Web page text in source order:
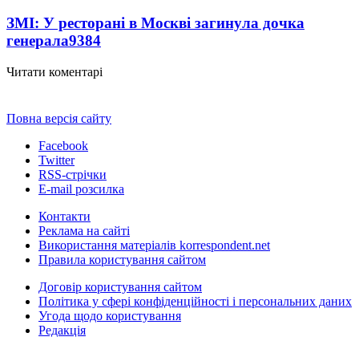
ЗМІ: У ресторані в Москві загинула дочка
генерала9384
Читати коментарі
Повна версія сайту
Facebook
Twitter
RSS-стрічки
E-mail розсилка
Контакти
Реклама на сайті
Використання матеріалів korrespondent.net
Правила користування сайтом
Договір користування сайтом
Політика у сфері конфіденційності і персональних даних
Угода щодо користування
Редакція